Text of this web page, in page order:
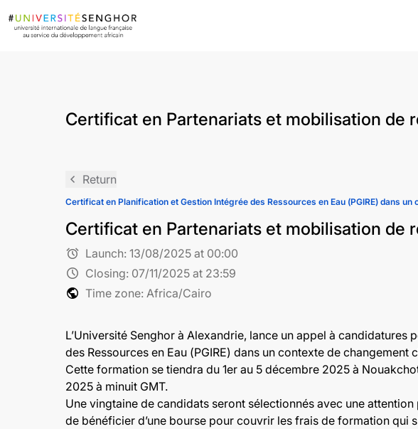
Certificat en Partenariats et mobilisation de
navigate_before Return
Certificat en Planification et Gestion Intégrée des Ressources en Eau (PGIRE) dans
Certificat en Partenariats et mobilisation de
alarm Launch: 13/08/2025 at 00:00
schedule Closing: 07/11/2025 at 23:59
public Time zone: Africa/Cairo
L’Université Senghor à Alexandrie, lance un appel à
des Ressources en Eau (PGIRE) dans un contexte de changement
Cette formation se tiendra du 1er au 5 décembre 2025 à
2025 à minuit GMT.
Une vingtaine de candidats seront sélectionnés avec une
de bénéficier d’une bourse pour couvrir les frais de formation qui